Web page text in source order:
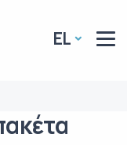
EL